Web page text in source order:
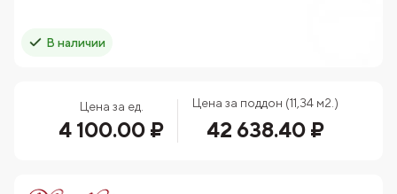
В наличии
Цена за ед.
4 100.00 ₽
Цена за поддон (11,34 м2.)
42 638.40 ₽